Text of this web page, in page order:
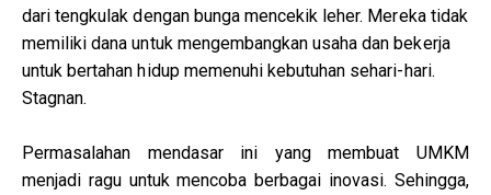
dari tengkulak dengan bunga mencekik leher. Mereka tidak
memiliki dana untuk mengembangkan usaha dan bekerja
untuk bertahan hidup memenuhi kebutuhan sehari-hari.
Stagnan.
Permasalahan mendasar ini yang membuat UMKM
menjadi ragu untuk mencoba berbagai inovasi. Sehingga,